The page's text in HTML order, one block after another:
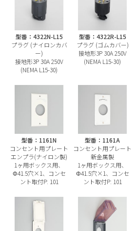
型番：4322N-L15
プラグ (ナイロンカバ
ー)
接地形3P 30A 250V
(NEMA L15-30)
型番：4322R-L15
プラグ (ゴムカバー)
接地形3P 30A 250V
(NEMA L15-30)
型番：1161N
コンセント用プレート
エンプラ(ナイロン製)
1ヶ用ボックス用、
Φ41.5穴×1、コンセ
ント取付P: 101
型番：1161A
コンセント用プレート
新金属製
1ヶ用ボックス用、
Φ41.5穴×1、コンセ
ント取付P: 101